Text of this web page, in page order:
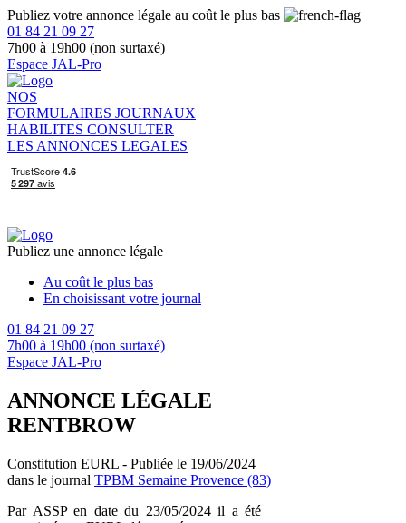
Publiez votre annonce légale au coût le plus bas
01 84 21 09 27
7h00 à 19h00 (non surtaxé)
Espace JAL-Pro
NOS
FORMULAIRES JOURNAUX
HABILITES CONSULTER
LES ANNONCES LEGALES
Publiez une annonce légale
Au coût le plus bas
En choisissant votre journal
01 84 21 09 27
7h00 à 19h00 (non surtaxé)
Espace JAL-Pro
ANNONCE LÉGALE
RENTBROW
Constitution EURL - Publiée le 19/06/2024
dans le journal TPBM Semaine Provence (83)
Par ASSP en date du 23/05/2024 il a été